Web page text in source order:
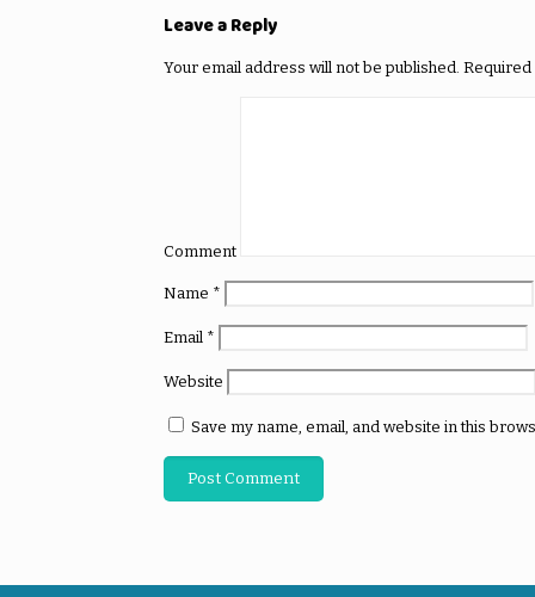
Leave a Reply
Your email address will not be published.
Comment
Name *
Email *
Website
Save my name, email, and website in this